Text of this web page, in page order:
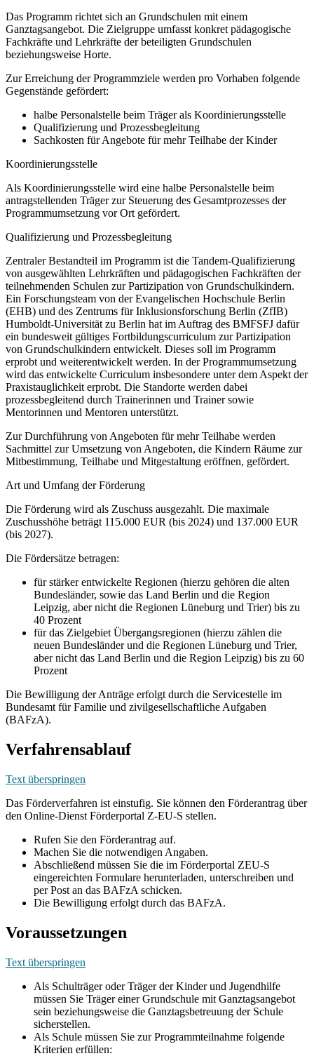
Das Programm richtet sich an Grundschulen mit einem
Ganztagsangebot. Die Zielgruppe umfasst konkret pädagogische
Fachkräfte und Lehrkräfte der beteiligten Grundschulen
beziehungsweise Horte.
Zur Erreichung der Programmziele werden pro Vorhaben folgende
Gegenstände gefördert:
halbe Personalstelle beim Träger als Koordinierungsstelle
Qualifizierung und Prozessbegleitung
Sachkosten für Angebote für mehr Teilhabe der Kinder
Koordinierungsstelle
Als Koordinierungsstelle wird eine halbe Personalstelle beim
antragstellenden Träger zur Steuerung des Gesamtprozesses der
Programmumsetzung vor Ort gefördert.
Qualifizierung und Prozessbegleitung
Zentraler Bestandteil im Programm ist die Tandem-Qualifizierung
von ausgewählten Lehrkräften und pädagogischen Fachkräften der
teilnehmenden Schulen zur Partizipation von Grundschulkindern.
Ein Forschungsteam von der Evangelischen Hochschule Berlin
(EHB) und des Zentrums für Inklusionsforschung Berlin (ZfIB)
Humboldt-Universität zu Berlin hat im Auftrag des BMFSFJ dafür
ein bundesweit gültiges Fortbildungscurriculum zur Partizipation
von Grundschulkindern entwickelt. Dieses soll im Programm
erprobt und weiterentwickelt werden. In der Programmumsetzung
wird das entwickelte Curriculum insbesondere unter dem Aspekt der
Praxistauglichkeit erprobt. Die Standorte werden dabei
prozessbegleitend durch Trainerinnen und Trainer sowie
Mentorinnen und Mentoren unterstützt.
Zur Durchführung von Angeboten für mehr Teilhabe werden
Sachmittel zur Umsetzung von Angeboten, die Kindern Räume zur
Mitbestimmung, Teilhabe und Mitgestaltung eröffnen, gefördert.
Art und Umfang der Förderung
Die Förderung wird als Zuschuss ausgezahlt. Die maximale
Zuschusshöhe beträgt 115.000 EUR (bis 2024) und 137.000 EUR
(bis 2027).
Die Fördersätze betragen:
für stärker entwickelte Regionen (hierzu gehören die alten
Bundesländer, sowie das Land Berlin und die Region
Leipzig, aber nicht die Regionen Lüneburg und Trier) bis zu
40 Prozent
für das Zielgebiet Übergangsregionen (hierzu zählen die
neuen Bundesländer und die Regionen Lüneburg und Trier,
aber nicht das Land Berlin und die Region Leipzig) bis zu 60
Prozent
Die Bewilligung der Anträge erfolgt durch die Servicestelle im
Bundesamt für Familie und zivilgesellschaftliche Aufgaben
(BAFzA).
Verfahrensablauf
Text überspringen
Das Förderverfahren ist einstufig. Sie können den Förderantrag über
den Online-Dienst Förderportal Z-EU-S stellen.
Rufen Sie den Förderantrag auf.
Machen Sie die notwendigen Angaben.
Abschließend müssen Sie die im Förderportal ZEU-S
eingereichten Formulare herunterladen, unterschreiben und
per Post an das BAFzA schicken.
Die Bewilligung erfolgt durch das BAFzA.
Voraussetzungen
Text überspringen
Als Schulträger oder Träger der Kinder und Jugendhilfe
müssen Sie Träger einer Grundschule mit Ganztagsangebot
sein beziehungsweise die Ganztagsbetreuung der Schule
sicherstellen.
Als Schule müssen Sie zur Programmteilnahme folgende
Kriterien erfüllen: